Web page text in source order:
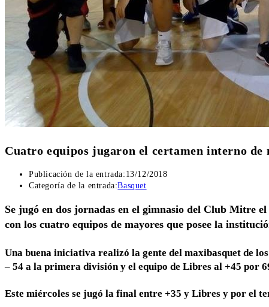
Cuatro equipos jugaron el certamen interno de
Publicación de la entrada: 13/12/2018
Categoría de la entrada:Basquet
Se jugó en dos jornadas en el gimnasio del Club Mitre
con los cuatro equipos de mayores que posee la
Una buena iniciativa realizó la gente del maxibasquet de
– 54 a la primera división y el equipo de Libres al +45 por
Este miércoles se jugó la final entre +35 y Libres y por el